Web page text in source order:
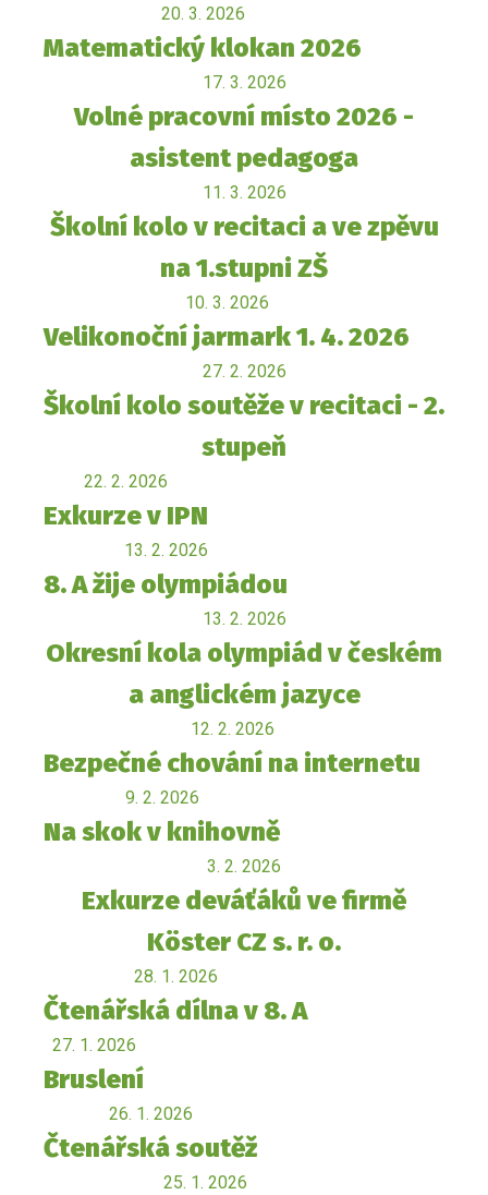
20. 3. 2026
Matematický klokan 2026
17. 3. 2026
Volné pracovní místo 2026 -
asistent pedagoga
11. 3. 2026
Školní kolo v recitaci a ve zpěvu
na 1.stupni ZŠ
10. 3. 2026
Velikonoční jarmark 1. 4. 2026
27. 2. 2026
Školní kolo soutěže v recitaci - 2.
stupeň
22. 2. 2026
Exkurze v IPN
13. 2. 2026
8. A žije olympiádou
13. 2. 2026
Okresní kola olympiád v českém
a anglickém jazyce
12. 2. 2026
Bezpečné chování na internetu
9. 2. 2026
Na skok v knihovně
3. 2. 2026
Exkurze deváťáků ve firmě
Köster CZ s. r. o.
28. 1. 2026
Čtenářská dílna v 8. A
27. 1. 2026
Bruslení
26. 1. 2026
Čtenářská soutěž
25. 1. 2026